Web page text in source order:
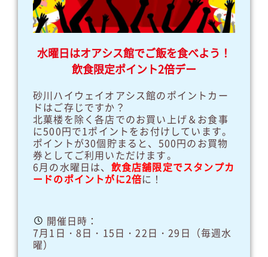
水曜日はオアシス館でご飯を食べよう！
飲食限定ポイント2倍デー
砂川ハイウェイオアシス館のポイントカー
ドはご存じですか？
北菓楼を除く各店でのお買い上げ＆お食事
に500円で1ポイントをお付けしています。
ポイントが30個貯まると、500円のお買物
券としてご利用いただけます。
6月の水曜日は、 飲食店舗限定でスタンプカ
ードのポイントがに2倍に！
開催日時：
7月1日・8日・15日・22日・29日（毎週水
曜）